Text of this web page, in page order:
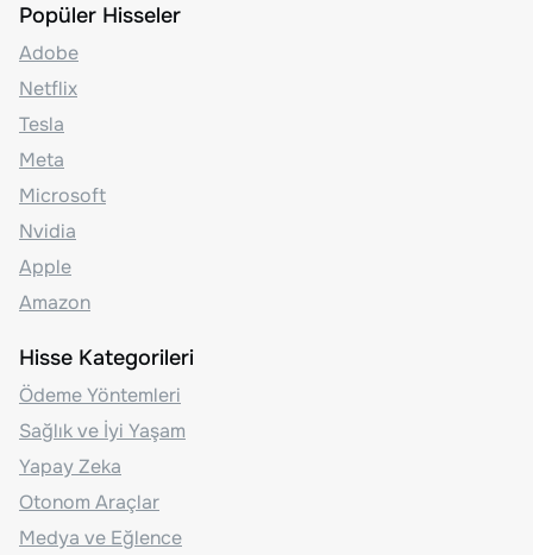
Popüler Hisseler
Adobe
Netflix
Tesla
Meta
Microsoft
Nvidia
Apple
Amazon
Hisse Kategorileri
Ödeme Yöntemleri
Sağlık ve İyi Yaşam
Yapay Zeka
Otonom Araçlar
Medya ve Eğlence